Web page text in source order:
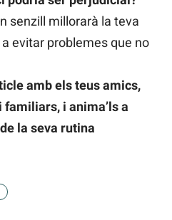
senzill millorarà la teva
evitar problemes que no
amb els teus amics,
i anima’ls a
la seva rutina